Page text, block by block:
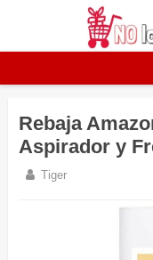
Rebaja
Aspirador y
Tiger